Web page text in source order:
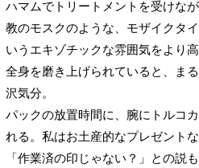
ハマムでトリートメントを受けな
教のモスクのような、モザイクタ
いうエキゾチックな雰囲気をより
全身を磨き上げられていると、ま
沢気分。
パックの放置時間に、腕にトルコ
れる。私はお土産的なプレゼント
「作業済の印じゃない？」との説